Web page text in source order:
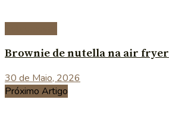
Brownie de nutella na air fryer
30 de Maio, 2026
Próximo Artigo